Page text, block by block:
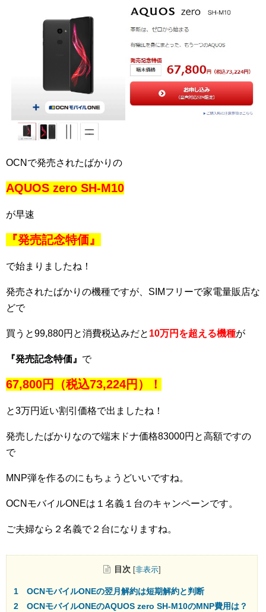
OCNで発売されたばかりの
AQUOS zero SH-M10
が早速
『発売記念特価』
で始まりましたね！
発売されたばかりの機種ですが、SIMフリーで家電量販店な
どで
買うと99,880円と消費税込みだと 10万円を超える機種が
『発売記念特価』 で
67,800円（税込73,224円）！
と3万円近い割引価格で出ましたね！
発売したばかりなので端末ドナ価格83000円と高額ですの
で
MNP弾を作るのにもちょうどいいですね。
OCNモバイルONEは１名義１台のキャンペーンです。
ご夫婦なら２名義で２台になりますね。
目次 [非表示]
OCNモバイルONEの翌月解約は短期解約と判断
OCNモバイルONEのAQUOS zero SH-M10のMNP費用は？